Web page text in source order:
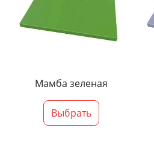
Мамба зеленая
Выбрать